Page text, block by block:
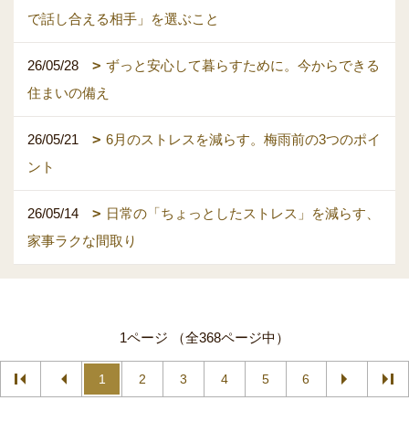
で話し合える相手」を選ぶこと
26/05/28
ずっと安心して暮らすために。今からできる
住まいの備え
26/05/21
6月のストレスを減らす。梅雨前の3つのポイ
ント
26/05/14
日常の「ちょっとしたストレス」を減らす、
家事ラクな間取り
1ページ （全368ページ中）
1 2 3 4 5 6